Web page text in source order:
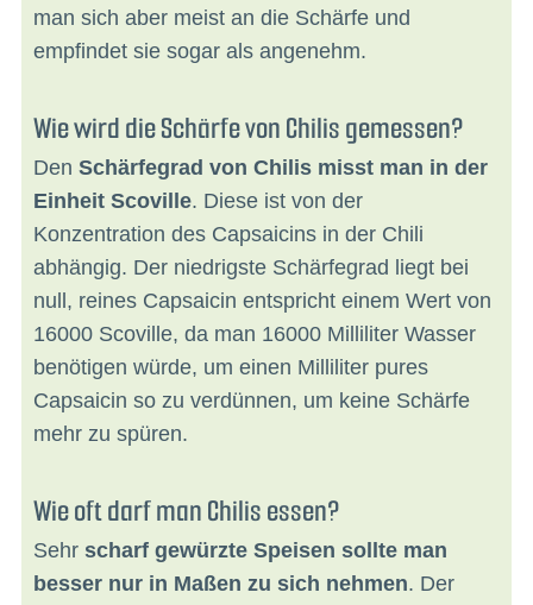
man sich aber meist an die Schärfe und
empfindet sie sogar als angenehm.
Wie wird die Schärfe von Chilis gemessen?
Den Schärfegrad von Chilis misst man in der
Einheit Scoville. Diese ist von der
Konzentration des Capsaicins in der Chili
abhängig. Der niedrigste Schärfegrad liegt bei
null, reines Capsaicin entspricht einem Wert von
16000 Scoville, da man 16000 Milliliter Wasser
benötigen würde, um einen Milliliter pures
Capsaicin so zu verdünnen, um keine Schärfe
mehr zu spüren.
Wie oft darf man Chilis essen?
Sehr scharf gewürzte Speisen sollte man
besser nur in Maßen zu sich nehmen. Der